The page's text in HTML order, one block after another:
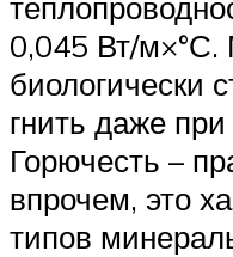
0,045 Вт/м×°С.
биологически
гнить даже
Горючесть –
впрочем, это
типов